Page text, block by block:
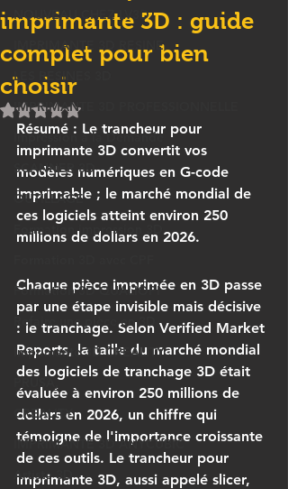
NOUVEAU CHEZ LV3D
IMPRIMANTE 3D RESINE
LES RESINES 3D
IMPRIMANTE 3D PROFESSIONNELLE
Impression à la Demande
SCANNER 3D
OUTILLAGE
Formation impression 3D
Formation 3D QUALIOPI
Refaire une pièce en 3D
Imprimante 3D CREALITY
PRUSA,
CREALITY
IMPRIMANTE 3D ANYCUBIC
Artiste 3D
imprimante 3D : guide
complet pour bien
choisir
Noté NaN étoiles sur 5.
Résumé : Le trancheur pour
imprimante 3D convertit vos
modèles numériques en G-code
imprimable ; le marché mondial de
ces logiciels atteint environ 250
millions de dollars en 2026.
Chaque pièce imprimée en 3D passe
par une étape invisible mais décisive
: le tranchage. Selon Verified Market
Reports, la taille du marché mondial
des logiciels de tranchage 3D était
évaluée à environ 250 millions de
dollars en 2026, un chiffre qui
témoigne de l'importance croissante
de ces outils. Le trancheur pour
imprimante 3D, aussi appelé slicer,